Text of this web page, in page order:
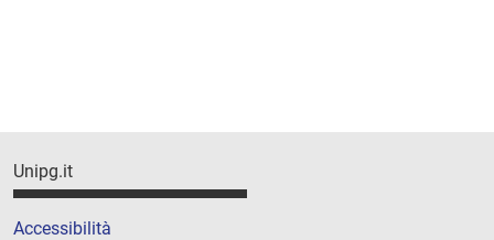
Unipg.it
Accessibilità